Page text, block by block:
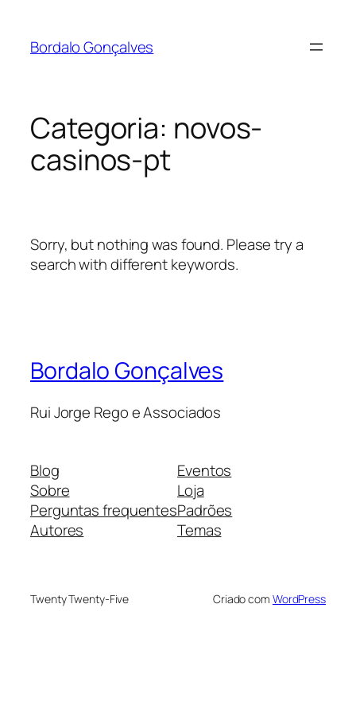
Bordalo Gonçalves
Categoria: novos-
casinos-pt
Sorry, but nothing was found. Please try a
search with different keywords.
Bordalo Gonçalves
Rui Jorge Rego e Associados
Blog
Sobre
Perguntas frequentes
Autores
Eventos
Loja
Padrões
Temas
Twenty Twenty-Five Criado com WordPress